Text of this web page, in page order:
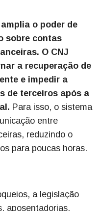
o poder de
sobre contas
O CNJ
a recuperação de
e impedir a
de terceiros após a
Para isso, o sistema
entre
reduzindo o
para poucas horas.
a legislação
aposentadorias,